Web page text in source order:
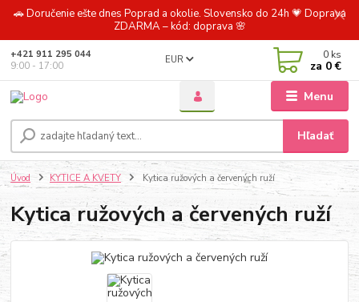
🚗 Doručenie ešte dnes Poprad a okolie. Slovensko do 24h 💗 Doprava
ZDARMA – kód: doprava 🌸
Menu
EUR
Hľadať
+421 911 295 044
9:00 - 17:00
0 ks
za 0 €
Úvod KYTICE A KVETY Kytica ružových a červených ruží
Kytica ružových a červených ruží